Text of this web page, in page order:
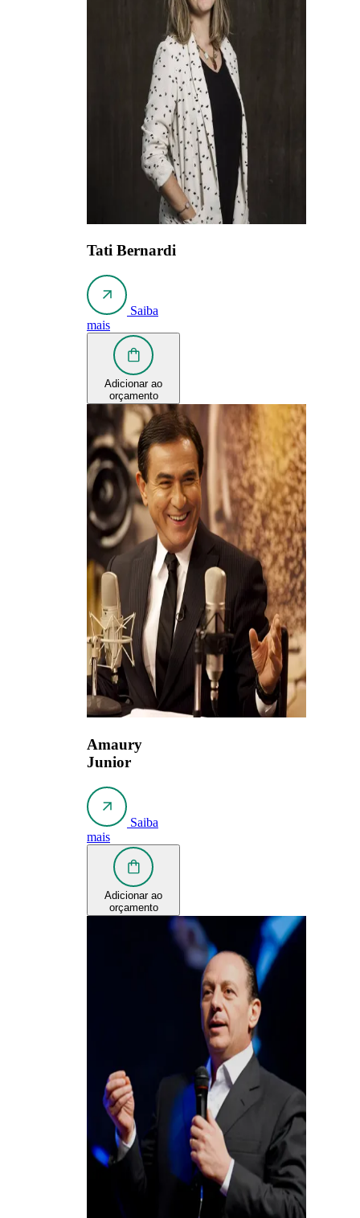
Tati Bernardi
Saiba
mais
Adicionar ao
orçamento
Amaury
Junior
Saiba
mais
Adicionar ao
orçamento